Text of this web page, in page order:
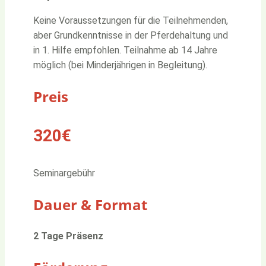
Keine Voraussetzungen für die Teilnehmenden,
aber Grundkenntnisse in der Pferdehaltung und
in 1. Hilfe empfohlen. Teilnahme ab 14 Jahre
möglich (bei Minderjährigen in Begleitung).
Preis
320€
Seminargebühr
Dauer & Format
2 Tage Präsenz